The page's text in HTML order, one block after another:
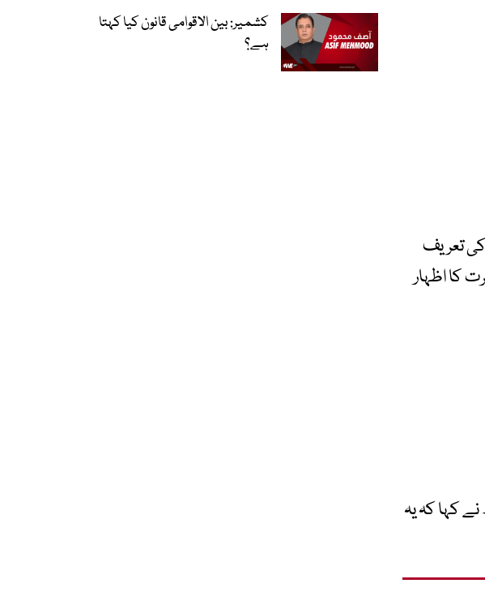
تعریف
کا اظہار
کہا کہ یہ
کشمیر: بین الاقوامی قانون کیا کہتا
ہے؟